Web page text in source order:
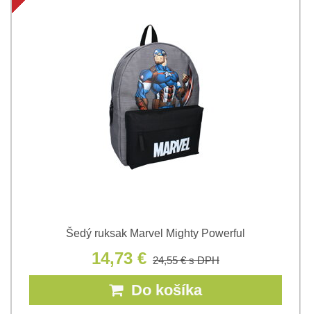
Šedý ruksak Marvel Mighty Powerful
14,73 € 24,55 €s DPH
Do košíka